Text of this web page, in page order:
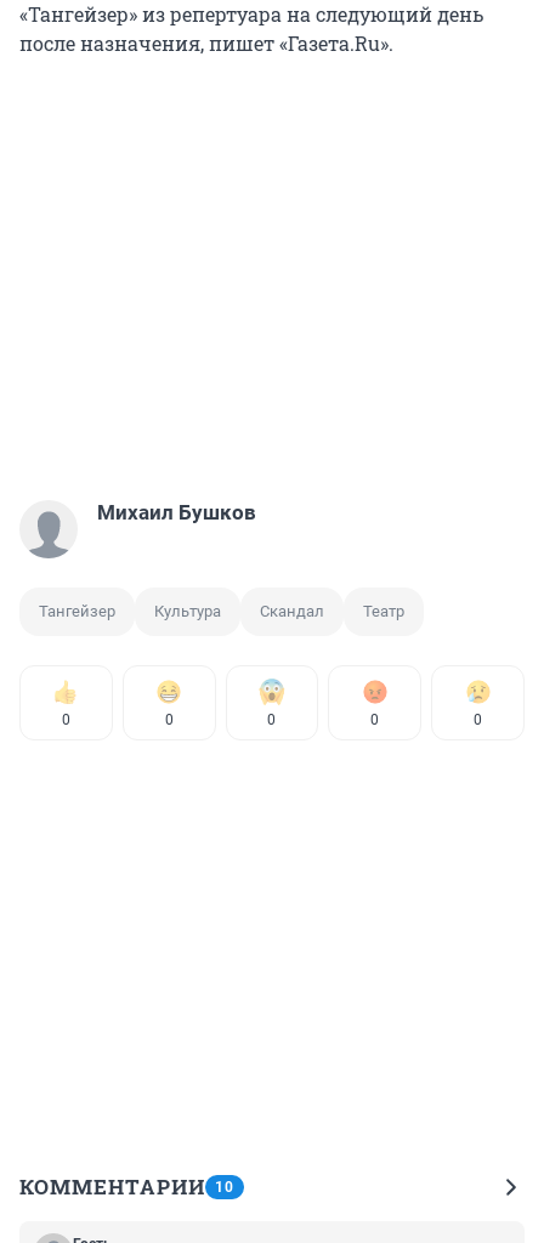
«Тангейзер» из репертуара на следующий день
после назначения, пишет «Газета.Ru».
Михаил Бушков
Тангейзер Культура Скандал Театр
0 0 0 0 0
КОММЕНТАРИИ 10